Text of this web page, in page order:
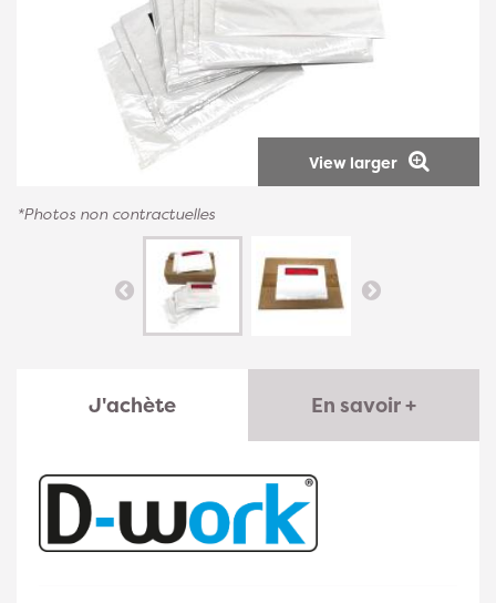
View larger
*Photos non contractuelles
J'achète En savoir +